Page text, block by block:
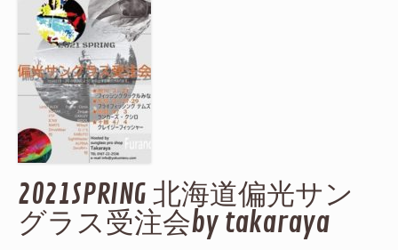
2021SPRING 北海道偏光サン
グラス受注会by takaraya